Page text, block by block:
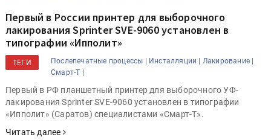
Первый в России принтер для выборочного
лакирования Sprinter SVE-9060 установлен в
типографии «Ипполит»
ТЕГИ Послепечатные процессы | Инсталляции | Лакирование |
Смарт-Т |
Первый в РФ планшетный принтер для выборочного УФ-
лакирования Sprinter SVE-9060 установлен в типографии
«Ипполит» (Саратов) специалистами «Смарт-Т».
Читать далее